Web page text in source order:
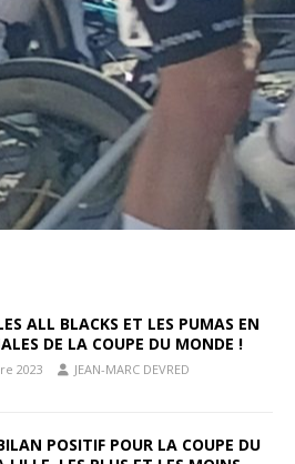
ALL BLACKS ET LES PUMAS EN
DE LA COUPE DU MONDE !
2023 JEAN-MARC DEVRED
POSITIF POUR LA COUPE DU